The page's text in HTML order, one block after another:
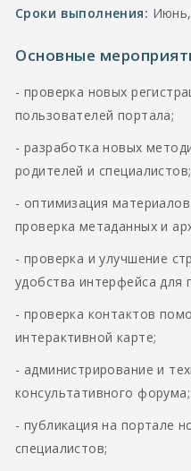
Сроки выполнения:
Основные
- проверка новых
пользователей портала;
- разработка новых
родителей и специалистов;
- оптимизация
проверка метаданных и
- проверка и улучшение
удобства интерфейса для
- проверка контактов
интерактивной карте;
- администрирование и
консультативного форума;
- публикация на портале
специалистов;